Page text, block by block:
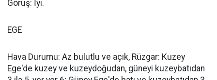
Görüş: İyi.
EGE
Hava Durumu: Az bulutlu ve açık, Rüzgar: Kuzey
Ege'de kuzey ve kuzeydoğudan, güneyi kuzeybatıdan